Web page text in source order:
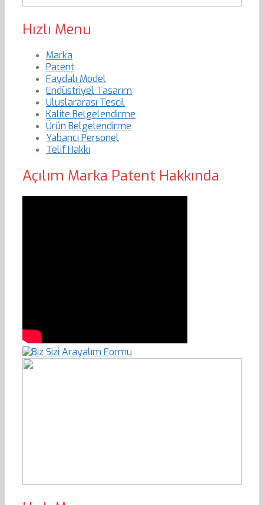
Hızlı Menu
Marka
Patent
Faydalı Model
Endüstriyel Tasarım
Uluslararası Tescil
Kalite Belgelendirme
Ürün Belgelendirme
Yabancı Personel
Telif Hakkı
Açılım Marka Patent Hakkında